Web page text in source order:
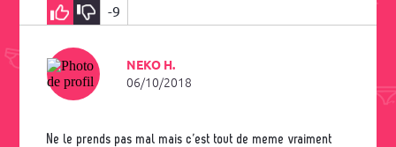
-9
NEKO H.
06/10/2018
Ne le prends pas mal mais c’est tout de meme vraiment